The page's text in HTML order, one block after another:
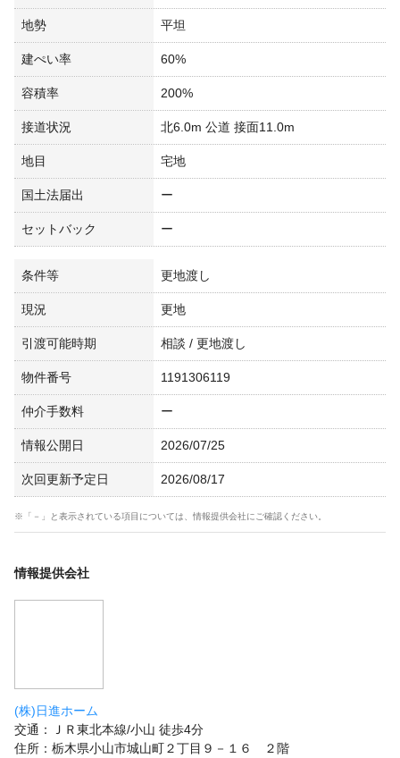
地勢 平坦
建ぺい率 60%
容積率 200%
接道状況 北6.0m 公道 接面11.0m
地目 宅地
国土法届出 ー
セットバック ー
条件等 更地渡し
現況 更地
引渡可能時期 相談 / 更地渡し
物件番号 1191306119
仲介手数料 ー
情報公開日 2026/07/25
次回更新予定日 2026/08/17
※「－」と表示されている項目については、情報提供会社にご確認ください。
情報提供会社
(株)日進ホーム
交通：ＪＲ東北本線/小山 徒歩4分
住所：栃木県小山市城山町２丁目９－１６ ２階